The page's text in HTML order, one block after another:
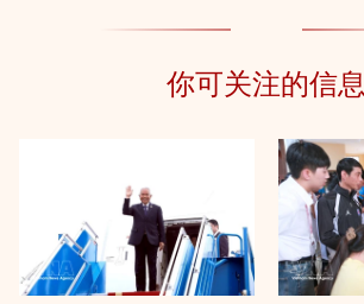
你可关注的信息